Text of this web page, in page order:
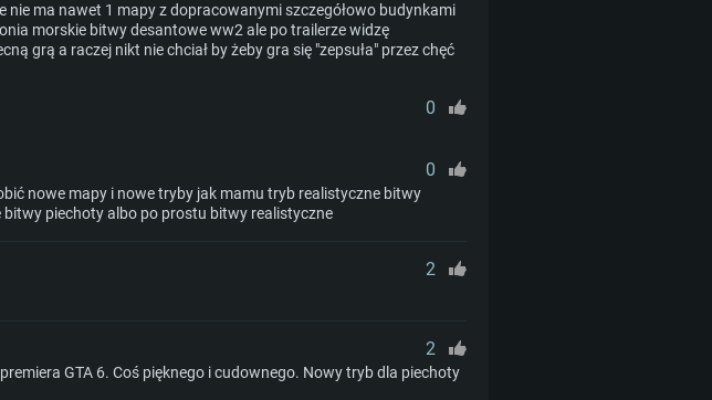
nie ma nawet 1 mapy z dopracowanymi szczegółowo budynkami
morskie bitwy desantowe ww2 ale po trailerze widzę
grą a raczej nikt nie chciał by żeby gra się "zepsuła" przez chęć
0
0
nowe mapy i nowe tryby jak mamu tryb realistyczne bitwy
piechoty albo po prostu bitwy realistyczne
2
2
GTA 6. Coś pięknego i cudownego. Nowy tryb dla piechoty